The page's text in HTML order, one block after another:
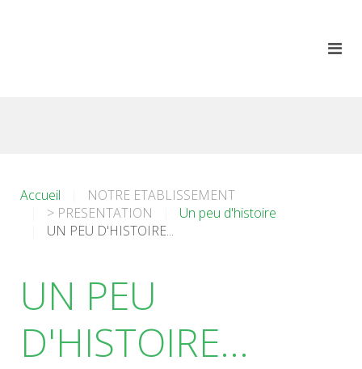
Accueil
NOTRE ETABLISSEMENT
> PRESENTATION
Un peu d'histoire
UN PEU D'HISTOIRE...
UN PEU
D'HISTOIRE...